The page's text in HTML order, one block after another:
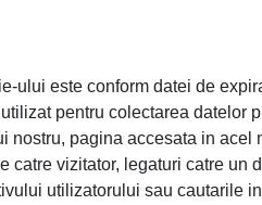
ului este conform datei de
pentru colectarea datelor
nostru, pagina accesata in acel
catre vizitator, legaturi catre un
utilizatorului sau cautarile